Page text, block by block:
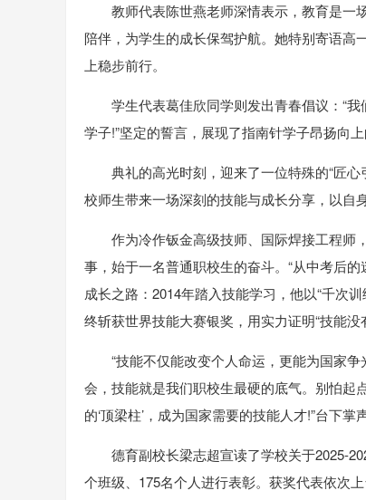
教师代表陈世燕老师深情表示，教育是一
陪伴，为学生的成长保驾护航。她特别寄语高
上稳步前行。
学生代表葛佳欣同学则发出青春倡议：“
学子!”坚定的誓言，展现了指南针学子昂扬向上
典礼的高光时刻，迎来了一位特殊的“匠
校师生带来一场深刻的技能与成长分享，以自
作为冷作钣金高级技师、国际焊接工程师
事，始于一名普通职校生的奋斗。“从中考后
成长之路：2014年踏入技能学习，他以“千次
终斩获世界技能大赛银奖，用实力证明“技能没
“技能不仅能改变个人命运，更能为国家
会，技能就是我们职校生最硬的底气。别怕起
的‘顶梁柱’，成为国家需要的技能人才!”台下
德育副校长梁志超宣读了学校关于2025-
个班级、175名个人进行表彰。获奖代表依次